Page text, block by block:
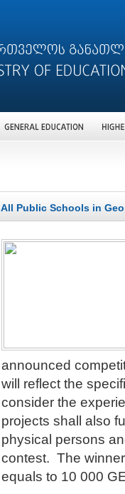
All Public Schools in
announced
will reflect the
consider the
projects shall also
physical persons
contest. The
equals to 10 000